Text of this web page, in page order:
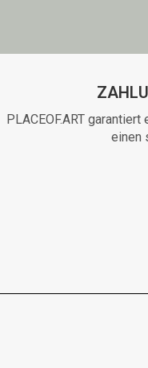
PLACEOF.ART
einen